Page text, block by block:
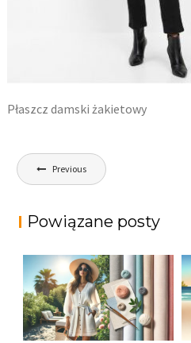
Płaszcz damski żakietowy
Nawigacja
wpisu
Previous
Powiązane posty
JAK STYLOWO
PRZETRWAĆ UPALNE